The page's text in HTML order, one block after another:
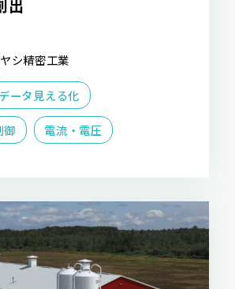
出
シ精密工業
データ見える化
御 電流・電圧